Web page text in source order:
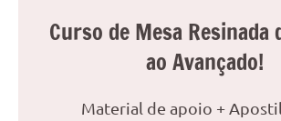
Curso de Mesa Resinada
ao Avançado!
Material de apoio +